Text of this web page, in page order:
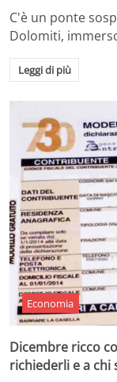
C'è un ponte
Dolomiti,
Leggi di più
Economia
Dicembre ricco
richiederli e a chi